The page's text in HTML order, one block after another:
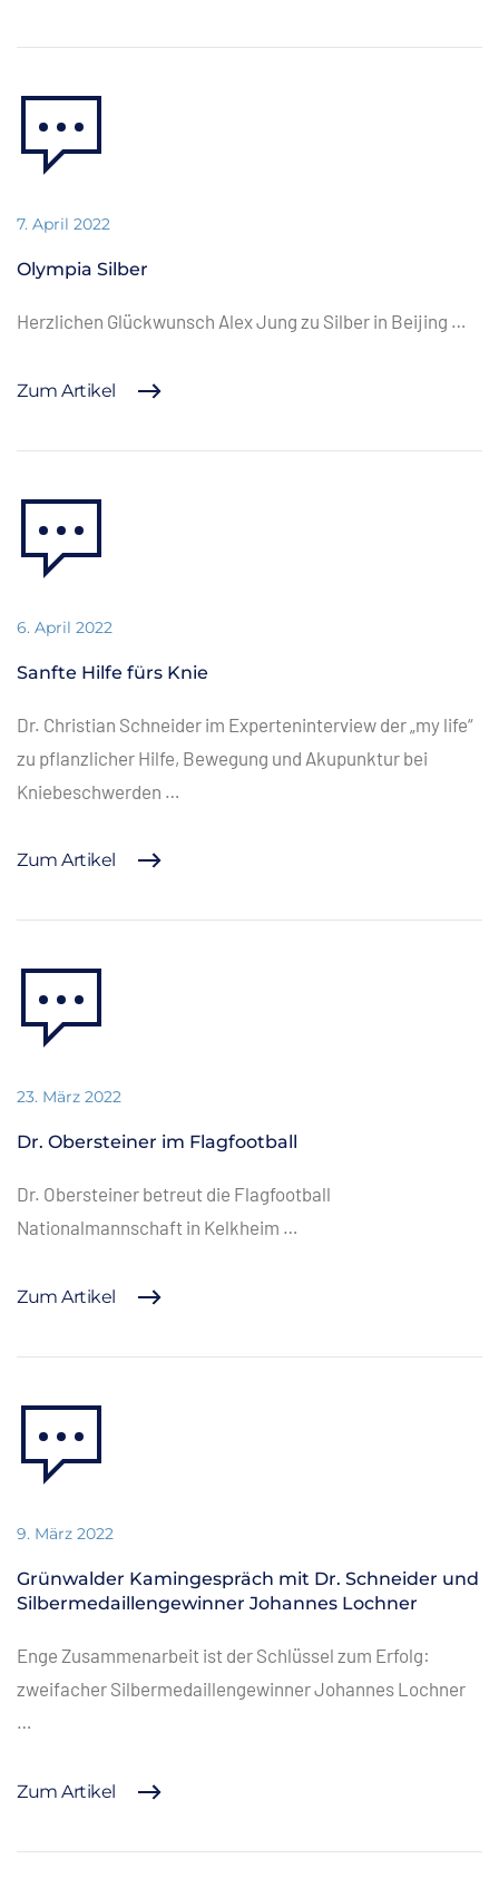
7. April 2022
Olympia Silber
Herzlichen Glückwunsch Alex Jung zu Silber in Beijing …
Zum Artikel
6. April 2022
Sanfte Hilfe fürs Knie
Dr. Christian Schneider im Experteninterview der „my life“
zu pflanzlicher Hilfe, Bewegung und Akupunktur bei
Kniebeschwerden …
Zum Artikel
23. März 2022
Dr. Obersteiner im Flagfootball
Dr. Obersteiner betreut die Flagfootball
Nationalmannschaft in Kelkheim …
Zum Artikel
9. März 2022
Grünwalder Kamingespräch mit Dr. Schneider und
Silbermedaillengewinner Johannes Lochner
Enge Zusammenarbeit ist der Schlüssel zum Erfolg:
zweifacher Silbermedaillengewinner Johannes Lochner
…
Zum Artikel